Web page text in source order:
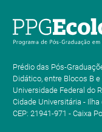
Prédio das Pós-
Didático, entre Blocos B e
Universidade Federal do
Cidade Universitária -
CEP: 21941-971 - Caixa